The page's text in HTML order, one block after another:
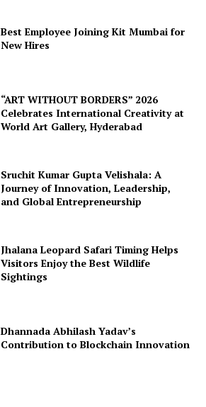
Best Employee Joining Kit Mumbai for
New Hires
“ART WITHOUT BORDERS” 2026
Celebrates International Creativity at
World Art Gallery, Hyderabad
Sruchit Kumar Gupta Velishala: A
Journey of Innovation, Leadership,
and Global Entrepreneurship
Jhalana Leopard Safari Timing Helps
Visitors Enjoy the Best Wildlife
Sightings
Dhannada Abhilash Yadav’s
Contribution to Blockchain Innovation